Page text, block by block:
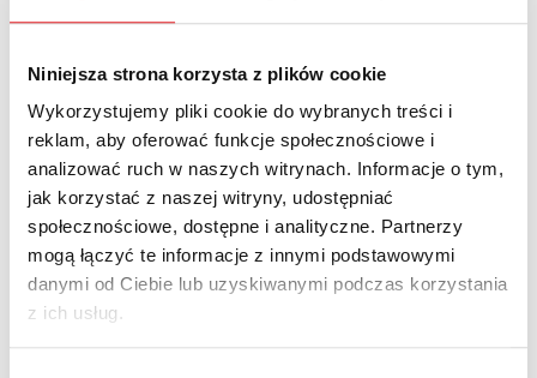
Niniejsza strona korzysta z plików cookie
Wykorzystujemy pliki cookie do wybranych treści i
reklam, aby oferować funkcje społecznościowe i
analizować ruch w naszych witrynach. Informacje o tym,
jak korzystać z naszej witryny, udostępniać
społecznościowe, dostępne i analityczne. Partnerzy
mogą łączyć te informacje z innymi podstawowymi
danymi od Ciebie lub uzyskiwanymi podczas korzystania
z ich usług.
Email: *
Company:
Phone: